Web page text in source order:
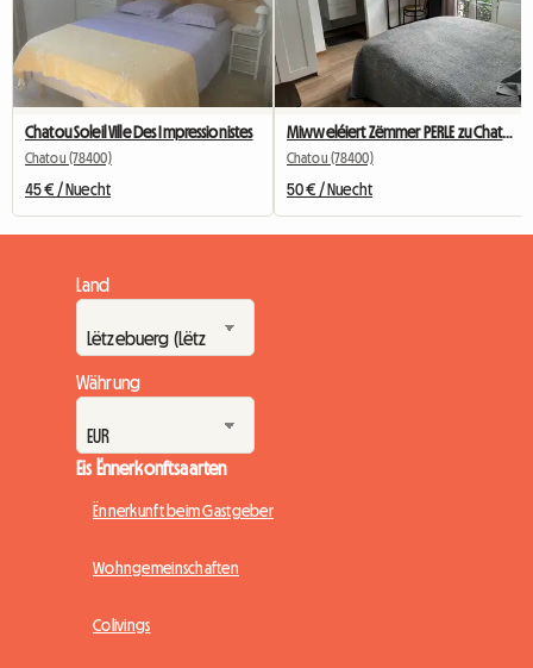
Chatou Soleil Ville Des Impressionistes
Chatou (78400)
45 € / Nuecht
Miwweléiert Zëmmer PERLE zu Chatou mat privatem Buedzëmmer
Chatou (78400)
50 € / Nuecht
Land
Währung
Eis Ënnerkonftsaarten
Ënnerkunft beim Gastgeber
Wohngemeinschaften
Colivings